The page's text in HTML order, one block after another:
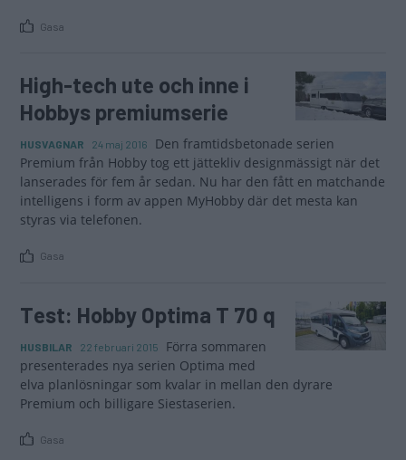
Gasa
High-tech ute och inne i
Hobbys premiumserie
HUSVAGNAR 24 maj 2016
Den framtidsbe­ton­ade serien
Premium från Hobby tog ett jättekliv designmässigt när det
lanserades för fem år sedan. Nu har den fått en matchande
intelligens i form av appen MyHobby där det mesta kan
styras via telefonen.
Gasa
Test: Hobby Optima T 70 q
HUSBILAR 22 februari 2015
Förra sommaren
presen­terades nya serien Optima med
elva planlösningar som kvalar in mellan den dyrare
Premium och billigare Siestaserien.
Gasa